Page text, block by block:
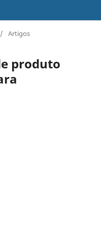
/ Artigos
produto